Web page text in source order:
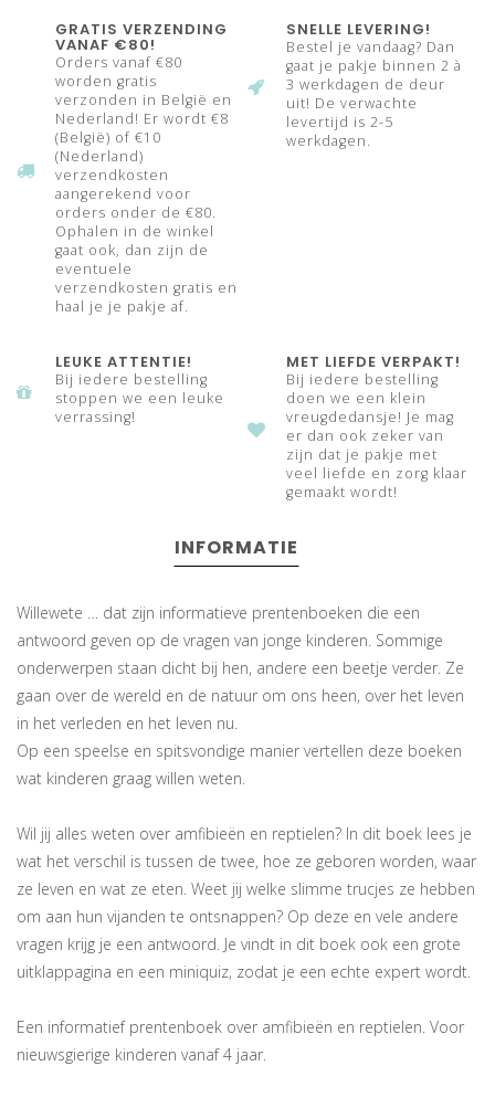
GRATIS VERZENDING
VANAF €80!
Orders vanaf €80
worden gratis
verzonden in België en
Nederland! Er wordt €8
(België) of €10
(Nederland)
verzendkosten
aangerekend voor
orders onder de €80.
Ophalen in de winkel
gaat ook, dan zijn de
eventuele
verzendkosten gratis en
haal je je pakje af.
SNELLE LEVERING!
Bestel je vandaag? Dan
gaat je pakje binnen 2 à
3 werkdagen de deur
uit! De verwachte
levertijd is 2-5
werkdagen.
LEUKE ATTENTIE!
Bij iedere bestelling
stoppen we een leuke
verrassing!
MET LIEFDE VERPAKT!
Bij iedere bestelling
doen we een klein
vreugdedansje! Je mag
er dan ook zeker van
zijn dat je pakje met
veel liefde en zorg klaar
gemaakt wordt!
INFORMATIE
Willewete … dat zijn informatieve prentenboeken die een
antwoord geven op de vragen van jonge kinderen. Sommige
onderwerpen staan dicht bij hen, andere een beetje verder. Ze
gaan over de wereld en de natuur om ons heen, over het leven
in het verleden en het leven nu.
Op een speelse en spitsvondige manier vertellen deze boeken
wat kinderen graag willen weten.
Wil jij alles weten over amfibieën en reptielen? In dit boek lees je
wat het verschil is tussen de twee, hoe ze geboren worden, waar
ze leven en wat ze eten. Weet jij welke slimme trucjes ze hebben
om aan hun vijanden te ontsnappen? Op deze en vele andere
vragen krijg je een antwoord. Je vindt in dit boek ook een grote
uitklappagina en een miniquiz, zodat je een echte expert wordt.
Een informatief prentenboek over amfibieën en reptielen. Voor
nieuwsgierige kinderen vanaf 4 jaar.